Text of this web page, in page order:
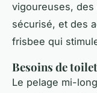
vigoureuses,
sécurisé, et des
frisbee qui
Besoins de
Le pelage mi-